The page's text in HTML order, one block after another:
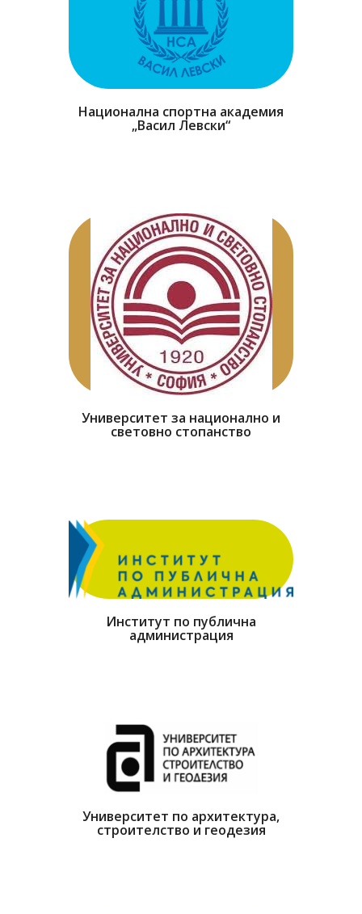
Национална спортна академия
„Васил Левски“
Университет за национално и
световно стопанство
Институт по публична
администрация
Университет по архитектура,
строителство и геодезия